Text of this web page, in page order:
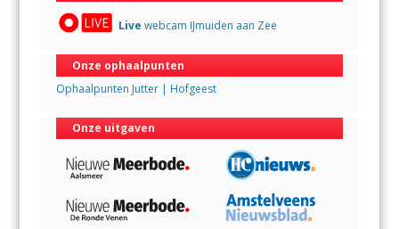
Live webcam IJmuiden aan Zee
Onze ophaalpunten
Ophaalpunten Jutter | Hofgeest
Onze uitgaven